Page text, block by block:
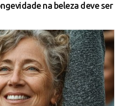
na beleza deve ser